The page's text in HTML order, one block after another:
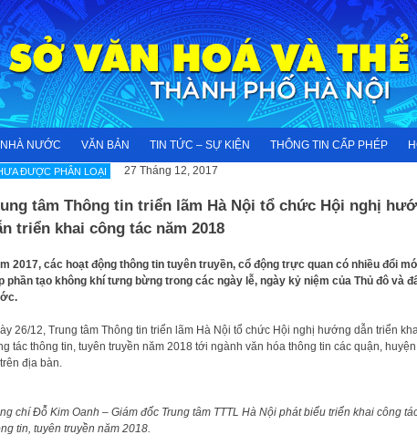
NƯỚC VĂN BẢN TIN TỨC – SỰ KIỆN THÔNG TIN CẤP PHÉP
ĐƯỢC PHÂN LOẠI 27 Tháng 12, 2017
tâm Thông tin triển lãm Hà Nội tổ chức Hội nghị
triển khai công tác năm 2018
2017, các hoạt động thông tin tuyên truyền, cổ động trực quan có nhiều đổi
phần tạo không khí tưng bừng trong các ngày lễ, ngày kỷ niệm của Thủ đô và
26/12, Trung tâm Thông tin triển lãm Hà Nội tổ chức Hội nghị hướng dẫn triển
tác thông tin, tuyên truyền năm 2018 tới ngành văn hóa thông tin các quận,
địa bàn.
chí Đỗ Kim Oanh – Giám đốc Trung tâm TTTL Hà Nội phát biểu triển khai công
tin, tuyên truyền năm 2018.